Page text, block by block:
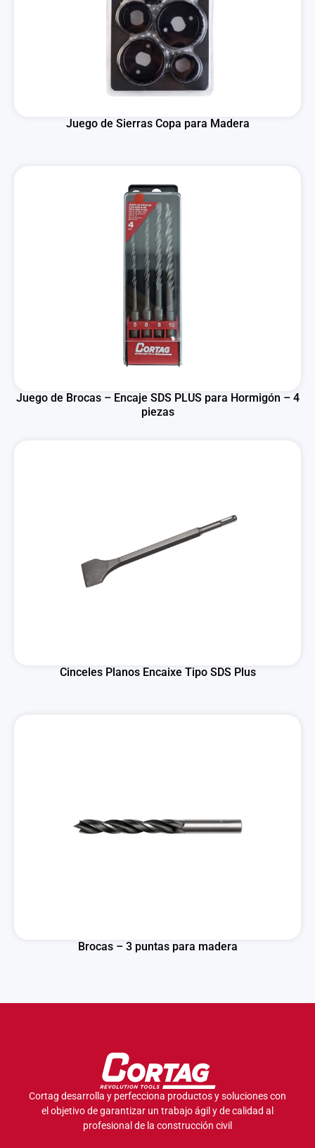
Juego de Sierras Copa para Madera
Juego de Brocas – Encaje SDS PLUS para Hormigón – 4
piezas
Cinceles Planos Encaixe Tipo SDS Plus
Brocas – 3 puntas para madera
Cortag desarrolla y perfecciona productos y soluciones con
el objetivo de garantizar un trabajo ágil y de calidad al
profesional de la construcción civil